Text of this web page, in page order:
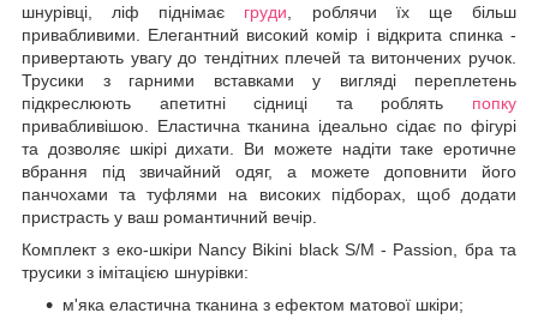
шнурівці, ліф піднімає груди , роблячи їх ще більш
привабливими. Елегантний високий комір і відкрита спинка -
привертають увагу до тендітних плечей та витончених ручок.
Трусики з гарними вставками у вигляді переплетень
підкреслюють апетитні сідниці та роблять попку
привабливішою. Еластична тканина ідеально сідає по фігурі
та дозволяє шкірі дихати. Ви можете надіти таке еротичне
вбрання під звичайний одяг, а можете доповнити його
панчохами та туфлями на високих підборах, щоб додати
пристрасть у ваш романтичний вечір.
Комплект з еко-шкіри Nancy Bikini black S/M - Passion, бра та
трусики з імітацією шнурівки:
м'яка еластична тканина з ефектом матової шкіри;